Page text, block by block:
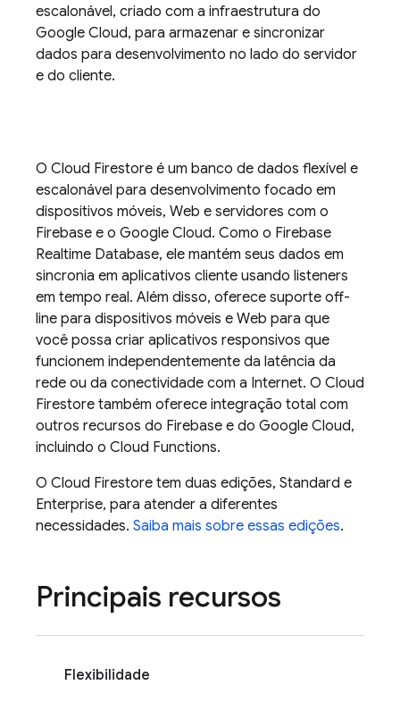
escalonável, criado com a infraestrutura do
Google Cloud, para armazenar e sincronizar
dados para desenvolvimento no lado do servidor
e do cliente.
O Cloud Firestore é um banco de dados flexível e
escalonável para desenvolvimento focado em
dispositivos móveis, Web e servidores com o
Firebase e o Google Cloud. Como o Firebase
Realtime Database, ele mantém seus dados em
sincronia em aplicativos cliente usando listeners
em tempo real. Além disso, oferece suporte off-
line para dispositivos móveis e Web para que
você possa criar aplicativos responsivos que
funcionem independentemente da latência da
rede ou da conectividade com a Internet. O Cloud
Firestore também oferece integração total com
outros recursos do Firebase e do Google Cloud,
incluindo o Cloud Functions.
O Cloud Firestore tem duas edições, Standard e
Enterprise, para atender a diferentes
necessidades. Saiba mais sobre essas edições.
Principais recursos
Flexibilidade